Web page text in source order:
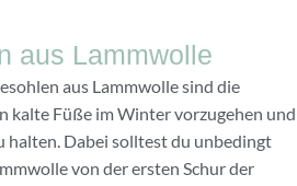
aus Lammwolle
aus Lammwolle sind die
kalte Füße im Winter vorzugehen und
halten. Dabei solltest du unbedingt
von der ersten Schur der